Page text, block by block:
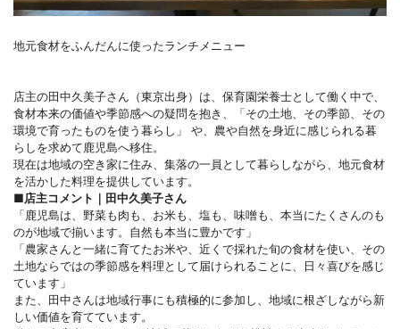
地元食材をふんだんに使ったランチメニュー
店主の田中久美子さん（東京出身）は、保育園栄養士として働く中で、
食材本来の価値や季節感への疑問を抱き、「その土地、その季節、その
環境で育ったものを使う暮らし」 や、農や自然を身近に感じられる暮
らしを求めて鹿児島へ移住。
現在は地域の空き家に住み、集落の一員として暮らしながら、地元食材
を活かした料理を提供しています。
■店主コメント｜田中久美子さん
「鹿児島は、野菜も肉も、お米も、塩も、味噌も、本当にたくさんのも
のが地域で揃います。自然も本当に豊かです」
「農家さんと一緒に育てたお米や、近くで採れた旬の食材を使い、その
土地ならではの季節感を料理として届けられることに、日々喜びを感じ
ています」
また、田中さんは地域行事にも積極的に参加し、地域に根ざしながら新
しい価値を育てています。